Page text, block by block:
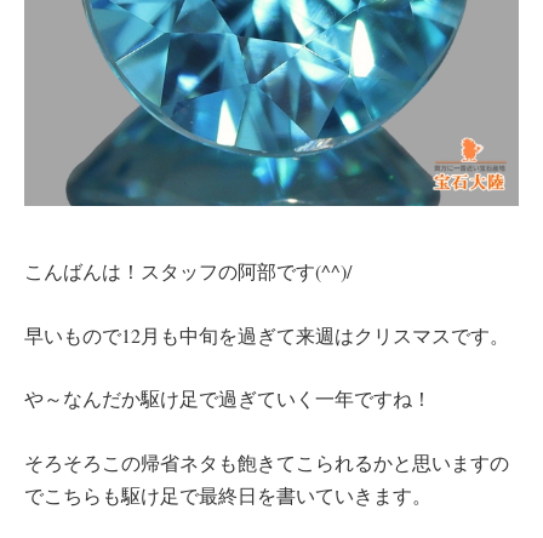
こんばんは！スタッフの阿部です(^^)/
早いもので12月も中旬を過ぎて来週はクリスマスです。
や～なんだか駆け足で過ぎていく一年ですね！
そろそろこの帰省ネタも飽きてこられるかと思いますの
でこちらも駆け足で最終日を書いていきます。